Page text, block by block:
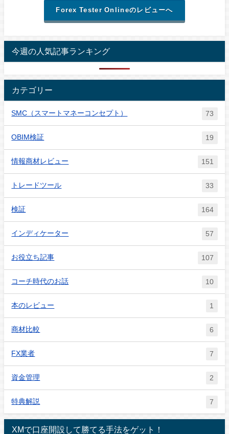
Forex Tester Onlineのレビューへ
今週の人気記事ランキング
カテゴリー
SMC（スマートマネーコンセプト） 73
OBIM検証 19
情報商材レビュー 151
トレードツール 33
検証 164
インディケーター 57
お役立ち記事 107
コーチ時代のお話 10
本のレビュー 1
商材比較 6
FX業者 7
資金管理 2
特典解説 7
XMで口座開設して勝てる手法をゲット！